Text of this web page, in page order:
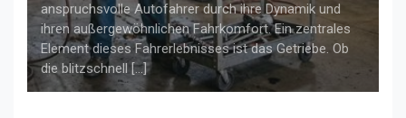
anspruchsvolle Autofahrer durch ihre Dynamik und
ihren außergewöhnlichen Fahrkomfort. Ein zentrales
Element dieses Fahrerlebnisses ist das Getriebe. Ob
die blitzschnell […]